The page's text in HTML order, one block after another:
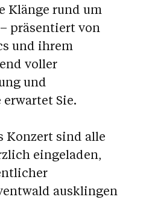
Klänge rund um
präsentiert von
und ihrem
voller
und
Sie.
Konzert sind alle
eingeladen,
ausklingen